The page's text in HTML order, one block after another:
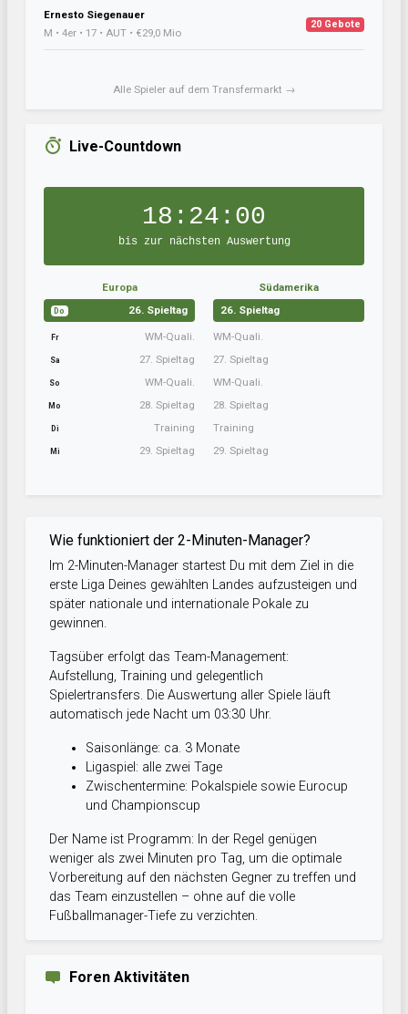
Ernesto Siegenauer
M • 4er • 17 • AUT • €29,0 Mio
20 Gebote
Alle Spieler auf dem Transfermarkt →
Live-Countdown
18:24:00
bis zur nächsten Auswertung
Europa
Do 26. Spieltag
Fr WM-Quali.
Sa 27. Spieltag
So WM-Quali.
Mo 28. Spieltag
Di Training
Mi 29. Spieltag
Südamerika
26. Spieltag
WM-Quali.
27. Spieltag
WM-Quali.
28. Spieltag
Training
29. Spieltag
Wie funktioniert der 2-Minuten-Manager?
Im 2-Minuten-Manager startest Du mit dem Ziel in die
erste Liga Deines gewählten Landes aufzusteigen und
später nationale und internationale Pokale zu
gewinnen.
Tagsüber erfolgt das Team-Management:
Aufstellung, Training und gelegentlich
Spielertransfers. Die Auswertung aller Spiele läuft
automatisch jede Nacht um 03:30 Uhr.
Saisonlänge: ca. 3 Monate
Ligaspiel: alle zwei Tage
Zwischentermine: Pokalspiele sowie Eurocup
und Championscup
Der Name ist Programm: In der Regel genügen
weniger als zwei Minuten pro Tag, um die optimale
Vorbereitung auf den nächsten Gegner zu treffen und
das Team einzustellen – ohne auf die volle
Fußballmanager-Tiefe zu verzichten.
Foren Aktivitäten